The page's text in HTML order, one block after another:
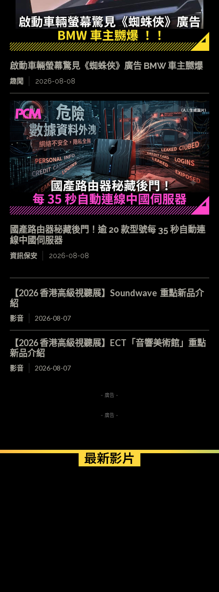
啟動車輛螢幕驚見《蜘蛛俠》廣告 BMW 車主嬲爆
趣聞 2026-08-08
國產路由器秘藏後門！逾 20 款型號每 35 秒自動連
線中國伺服器
資訊保安 2026-08-08
【2026 香港高級視聽展】Soundwave 重點新品介
紹
影音 2026-08-07
【2026 香港高級視聽展】ECT「音響美術館」重點
新品介紹
影音 2026-08-07
- 廣告 -
- 廣告 -
最新影片